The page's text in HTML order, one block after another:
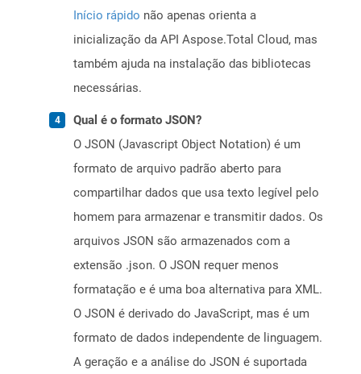
Início rápido não apenas orienta a
inicialização da API Aspose.Total Cloud, mas
também ajuda na instalação das bibliotecas
necessárias.
Qual é o formato JSON?
O JSON (Javascript Object Notation) é um
formato de arquivo padrão aberto para
compartilhar dados que usa texto legível pelo
homem para armazenar e transmitir dados. Os
arquivos JSON são armazenados com a
extensão .json. O JSON requer menos
formatação e é uma boa alternativa para XML.
O JSON é derivado do JavaScript, mas é um
formato de dados independente de linguagem.
A geração e a análise do JSON é suportada